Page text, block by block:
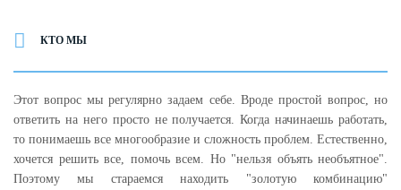
КТО МЫ
Этот вопрос мы регулярно задаем себе. Вроде простой вопрос, но
ответить на него просто не получается. Когда начинаешь работать,
то понимаешь все многообразие и сложность проблем. Естественно,
хочется решить все, помочь всем. Но "нельзя объять необъятное".
Поэтому мы стараемся находить "золотую комбинацию"